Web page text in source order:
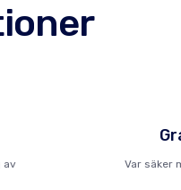
av
Var säker